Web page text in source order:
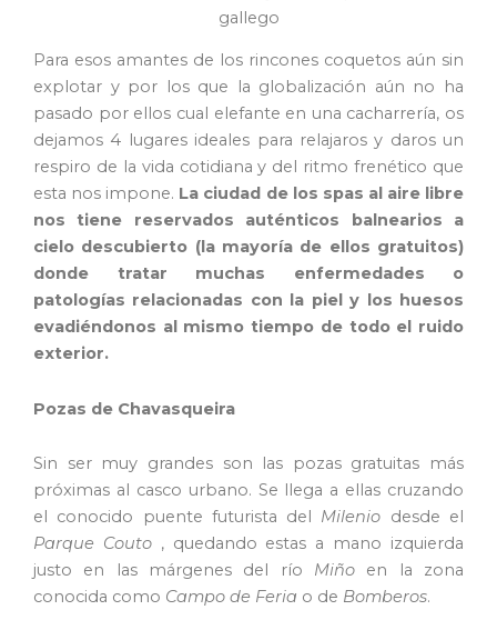
gallego
Para esos amantes de los rincones coquetos aún sin
explotar y por los que la globalización aún no ha
pasado por ellos cual elefante en una cacharrería, os
dejamos 4 lugares ideales para relajaros y daros un
respiro de la vida cotidiana y del ritmo frenético que
esta nos impone. La ciudad de los spas al aire libre
nos tiene reservados auténticos balnearios a
cielo descubierto (la mayoría de ellos gratuitos)
donde tratar muchas enfermedades o
patologías relacionadas con la piel y los huesos
evadiéndonos al mismo tiempo de todo el ruido
exterior.
Pozas de Chavasqueira
Sin ser muy grandes son las pozas gratuitas más
próximas al casco urbano. Se llega a ellas cruzando
el conocido puente futurista del Milenio desde el
Parque Couto, quedando estas a mano izquierda
justo en las márgenes del río Miño en la zona
conocida como Campo de Feria o de Bomberos.